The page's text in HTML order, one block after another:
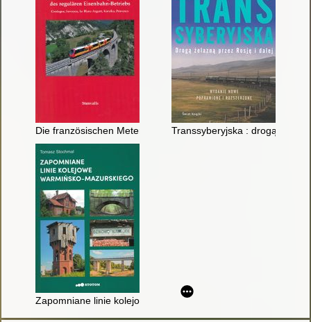
Die französischen Meterspurbahnen des regulären
Transsyberyjska : drogą
Zapomniane linie kolejowe warmińsko-mazurskiego